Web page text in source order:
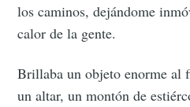
los caminos, dejándome
calor de la gente.
Brillaba un objeto enorme al
un altar, un montón de